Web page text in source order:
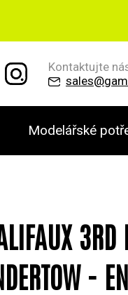
Kontaktujte
Modelářské
3RD
- EN